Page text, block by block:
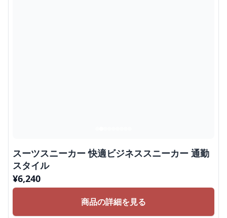
スーツスニーカー 快適ビジネススニーカー 通勤
スタイル
¥6,240
商品の詳細を見る